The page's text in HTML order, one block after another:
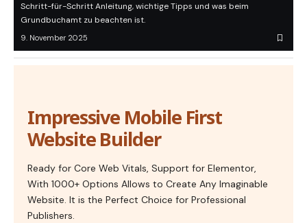
Schritt-für-Schritt Anleitung, wichtige Tipps und was beim
Grundbuchamt zu beachten ist.
9. November 2025
Impressive Mobile First
Website Builder
Ready for Core Web Vitals, Support for Elementor,
With 1000+ Options Allows to Create Any Imaginable
Website. It is the Perfect Choice for Professional
Publishers.